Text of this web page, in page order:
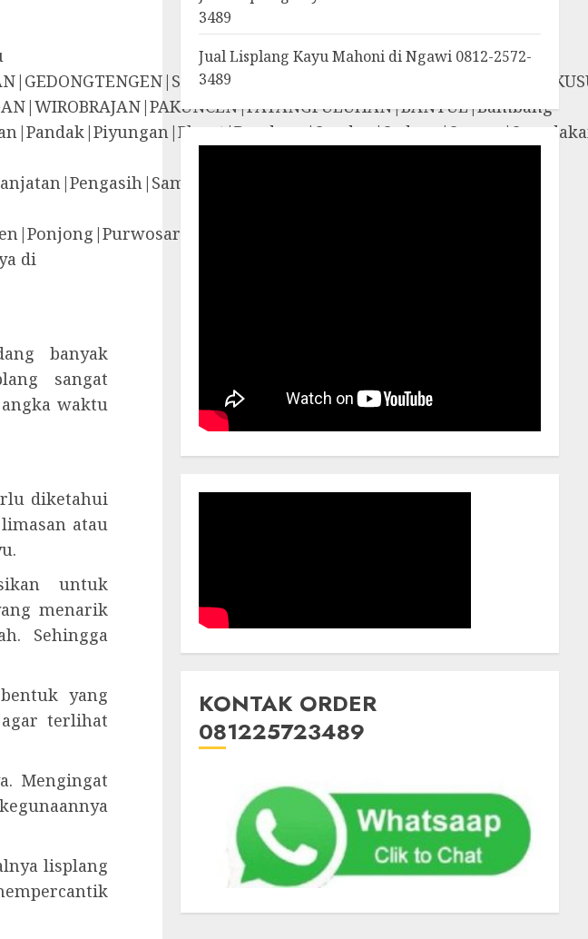
di
banyak
sangat
waktu
diketahui
atau
untuk
menarik
Sehingga
yang
terlihat
Mengingat
lisplang
3489
Jual Lisplang Kayu Mahoni di Ngawi 0812-2572-
3489
KONTAK ORDER
081225723489